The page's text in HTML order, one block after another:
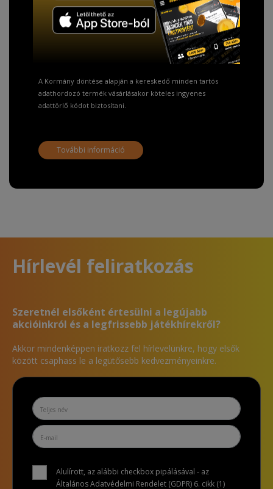
TISZTELT VÁSÁRLÓNK!
Fizetésnél kérje az ingyenes adattörlő kódot
adatainak biztonsága érdekében!
A Kormány döntése alapján a kereskedő minden tartós
adathordozó termék vásárlásakor köteles ingyenes
adattörlő kódot biztosítani.
További információ
Hírlevél feliratkozás
Szeretnél elsőként értesülni a legújabb
akcióinkról és a legfrissebb játékhírekről?
Akkor mindenképpen iratkozz fel hírlevelünkre, hogy elsők
között csaphass le a legütősebb kedvezményeinkre.
Alulírott, az alábbi checkbox pipálásával - az
Általános Adatvédelmi Rendelet (GDPR) 6. cikk (1)